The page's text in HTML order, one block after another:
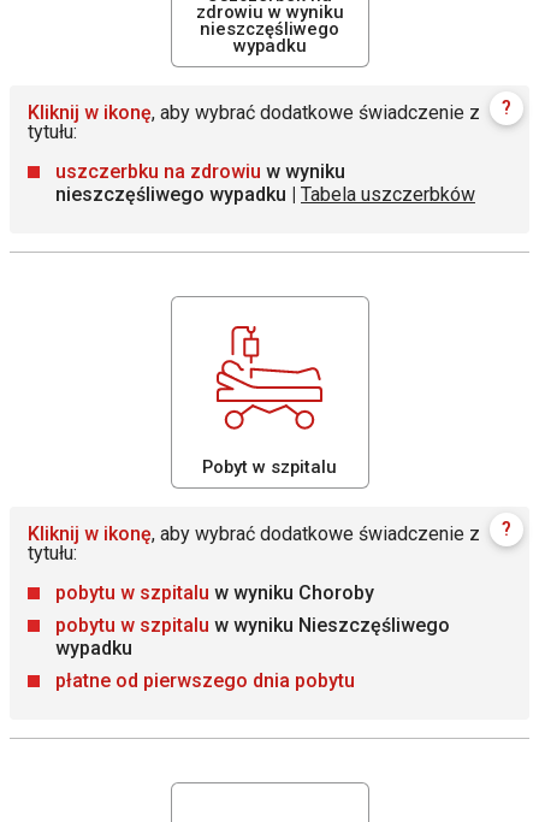
zdrowiu w wyniku
nieszczęśliwego
wypadku
Kliknij w ikonę, aby wybrać dodatkowe świadczenie z
tytułu:
uszczerbku na zdrowiu w wyniku
nieszczęśliwego wypadku | Tabela uszczerbków
?
Pobyt w szpitalu
Kliknij w ikonę, aby wybrać dodatkowe świadczenie z
tytułu:
pobytu w szpitalu w wyniku Choroby
pobytu w szpitalu w wyniku Nieszczęśliwego
wypadku
płatne od pierwszego dnia pobytu
?